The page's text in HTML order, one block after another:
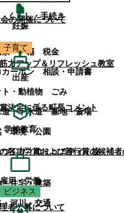
くらし・手続き
・戸籍
税金
ーボン
相談・申請書
・動植物
ごみ
・下水道
墓地・斎場
環境・公園
くり・コミュニティ・協
・住宅・建築
河川・交通
の開催について
子育て
力アップ＆リフレッシュ教室
決定に係る町長コメント
各功労賞および善行賞の候補
ビジネス
者公募について
妊娠
出産
学校教育
雇用・労働